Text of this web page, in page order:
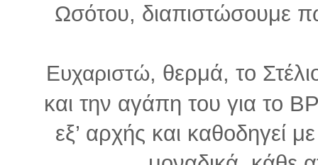
Ωσότου, διαπιστώσουμε
Ευχαριστώ, θερμά, το
και την αγάπη του για το
εξ’ αρχής και καθοδηγεί